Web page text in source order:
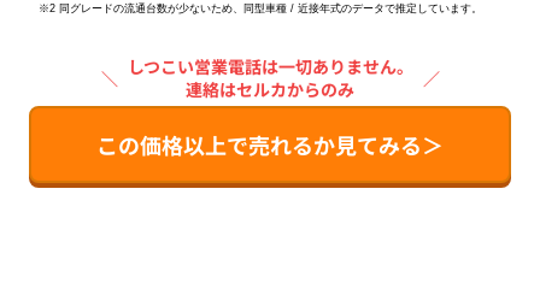
※2 同グレードの流通台数が少ないため、同型車種 / 近接年式のデータで推定しています。
＼
しつこい営業電話は一切ありません。
連絡はセルカからのみ
／
この価格以上で売れるか見てみる＞